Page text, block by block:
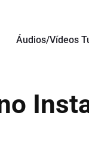
Áudios/Vídeos